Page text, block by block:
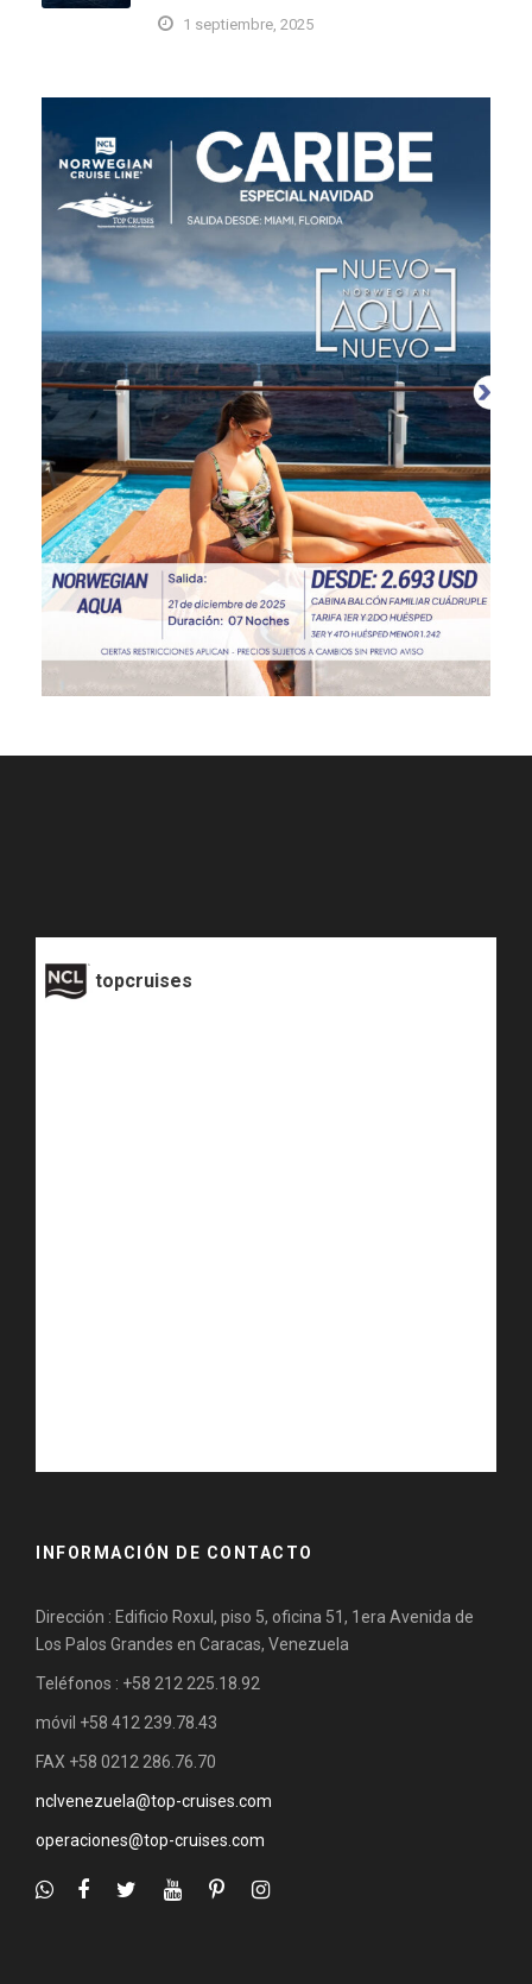
1 septiembre, 2025
topcruises
INFORMACIÓN DE CONTACTO
Dirección : Edificio Roxul, piso 5, oficina 51, 1era Avenida de
Los Palos Grandes en Caracas, Venezuela
Teléfonos : +58 212 225.18.92
móvil +58 412 239.78.43
FAX +58 0212 286.76.70
nclvenezuela@top-cruises.com
operaciones@top-cruises.com